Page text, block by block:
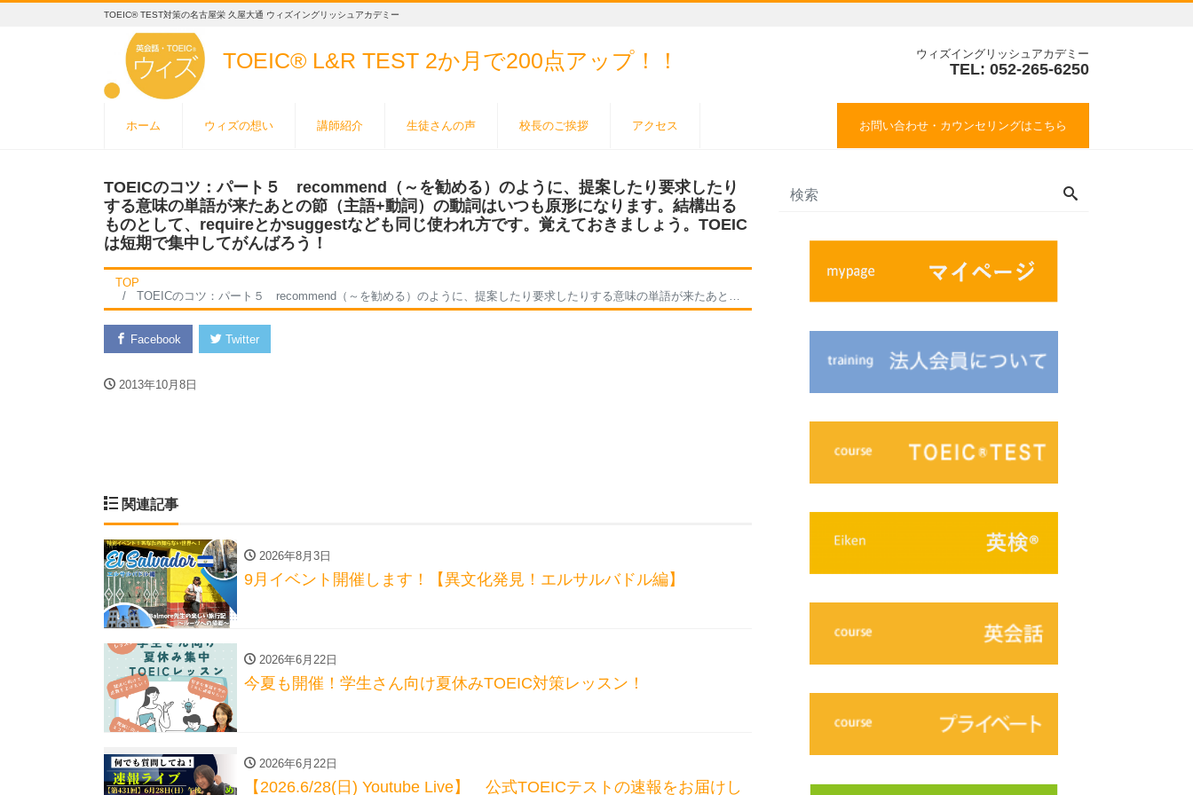
TOEIC® TEST対策の名古屋栄 久屋大通 ウィズイングリッシュアカデミー
TOEIC® L&R TEST 2か月で200点アップ！！ ウィズイングリッシュアカデミー
TEL: 052-265-6250
ホーム ウィズの想い 講師紹介 生徒さんの声 校長のご挨拶 アクセス お問い合わせ・カウンセリングはこちら
TOEICのコツ：パート５ recommend（～を勧める）のように、提案したり要求したり
する意味の単語が来たあとの節（主語+動詞）の動詞はいつも原形になります。結構出る
ものとして、requireとかsuggestなども同じ使われ方です。覚えておきましょう。TOEIC
は短期で集中してがんばろう！
TOP
TOEICのコツ：パート５ recommend（～を勧める）のように、提案したり要求したりする意味の単語が来たあとの節（主語+動詞）の動詞はいつも原形になります。結構出るものとして、requireとかsuggestなども同じ使われ方です。覚えておきましょう。TOEICは短期で集中してがんばろう！
Facebook Twitter
2013年10月8日
関連記事
2026年8月3日
9月イベント開催します！【異文化発見！エルサルバドル編】
2026年6月22日
今夏も開催！学生さん向け夏休みTOEIC対策レッスン！
2026年6月22日
【2026.6/28(日) Youtube Live】 公式TOEICテストの速報をお届けし